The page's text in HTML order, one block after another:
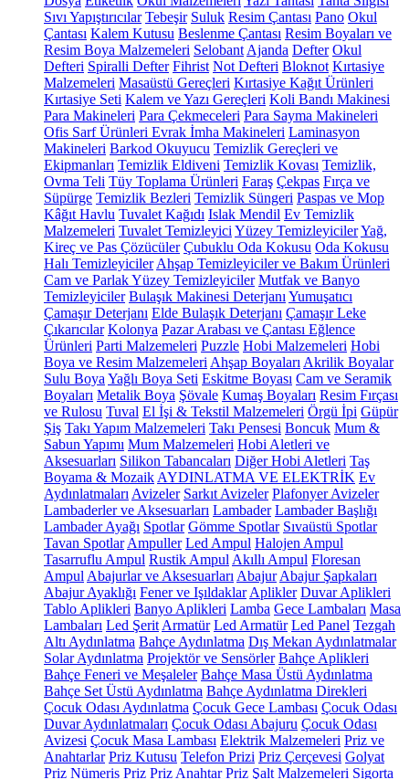
Sıvı Yapıştırıcılar Tebeşir Suluk Resim Çantası Pano Okul
Çantası Kalem Kutusu Beslenme Çantası Resim Boyaları ve
Resim Boya Malzemeleri Selobant Ajanda Defter Okul
Defteri Spiralli Defter Fihrist Not Defteri Bloknot Kırtasiye
Malzemeleri Masaüstü Gereçleri Kırtasiye Kağıt Ürünleri
Kırtasiye Seti Kalem ve Yazı Gereçleri Koli Bandı Makinesi
Para Makineleri Para Çekmeceleri Para Sayma Makineleri
Ofis Sarf Ürünleri Evrak İmha Makineleri Laminasyon
Makineleri Barkod Okuyucu Temizlik Gereçleri ve
Ekipmanları Temizlik Eldiveni Temizlik Kovası Temizlik,
Ovma Teli Tüy Toplama Ürünleri Faraş Çekpas Fırça ve
Süpürge Temizlik Bezleri Temizlik Süngeri Paspas ve Mop
Kâğıt Havlu Tuvalet Kağıdı Islak Mendil Ev Temizlik
Malzemeleri Tuvalet Temizleyici Yüzey TemizleyicilerYağ,
Kireç ve Pas Çözücüler Çubuklu Oda Kokusu Oda Kokusu
Halı Temizleyiciler Ahşap Temizleyiciler ve Bakım Ürünleri
Cam ve Parlak Yüzey Temizleyiciler Mutfak ve Banyo
Temizleyiciler Bulaşık Makinesi Deterjanı Yumuşatıcı
Çamaşır Deterjanı Elde Bulaşık Deterjanı Çamaşır Leke
Çıkarıcılar Kolonya Pazar Arabası ve Çantası Eğlence
Ürünleri Parti Malzemeleri Puzzle Hobi Malzemeleri Hobi
Boya ve Resim Malzemeleri Ahşap Boyaları Akrilik Boyalar
Sulu Boya Yağlı Boya Seti Eskitme Boyası Cam ve Seramik
Boyaları Metalik Boya Şövale Kumaş Boyaları Resim Fırçası
ve Rulosu Tuval El İşi & Tekstil Malzemeleri Örgü İpi Güpür
Şiş Takı Yapım Malzemeleri Takı Pensesi Boncuk Mum &
Sabun Yapımı Mum Malzemeleri Hobi Aletleri ve
Aksesuarları Silikon Tabancaları Diğer Hobi Aletleri Taş
Boyama & Mozaik AYDINLATMA VE ELEKTRİK Ev
Aydınlatmaları Avizeler Sarkıt Avizeler Plafonyer Avizeler
Lambaderler ve Aksesuarları Lambader Lambader Başlığı
Lambader Ayağı Spotlar Gömme Spotlar Sıvaüstü Spotlar
Tavan Spotlar Ampuller Led Ampul Halojen Ampul
Tasarruflu Ampul Rustik Ampul Akıllı Ampul Floresan
Ampul Abajurlar ve Aksesuarları Abajur Abajur Şapkaları
Abajur Ayaklığı Fener ve Işıldaklar Aplikler Duvar Aplikleri
Tablo Aplikleri Banyo Aplikleri Lamba Gece Lambaları Masa
Lambaları Led Şerit Armatür Led Armatür Led Panel Tezgah
Altı Aydınlatma Bahçe Aydınlatma Dış Mekan Aydınlatmalar
Solar Aydınlatma Projektör ve Sensörler Bahçe Aplikleri
Bahçe Feneri ve Meşaleler Bahçe Masa Üstü Aydınlatma
Bahçe Set Üstü Aydınlatma Bahçe Aydınlatma Direkleri
Çocuk Odası Aydınlatma Çocuk Gece Lambası Çocuk Odası
Duvar Aydınlatmaları Çocuk Odası Abajuru Çocuk Odası
Avizesi Çocuk Masa Lambası Elektrik Malzemeleri Priz ve
Anahtarlar Priz Kutusu Telefon Prizi Priz Çerçevesi Golyat
Priz Nümeris Priz Priz Anahtar Priz Şalt Malzemeleri Sigorta